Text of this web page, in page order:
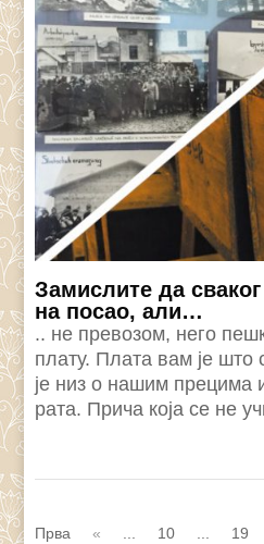
Замислите да
на посао, али…
.. не превозом, него
плату. Плата вам је
је низ о нашим прецима
рата. Прича која се не
Прва
« ... 10 ... 19